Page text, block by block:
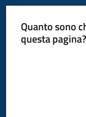
Novità
Quanto sono
questa pagina?